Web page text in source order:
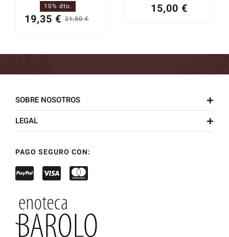
21,50€
original
19,35 €
actual
10% dto. 15,00 €
SOBRE NOSOTROS
LEGAL
PAGO SEGURO CON: